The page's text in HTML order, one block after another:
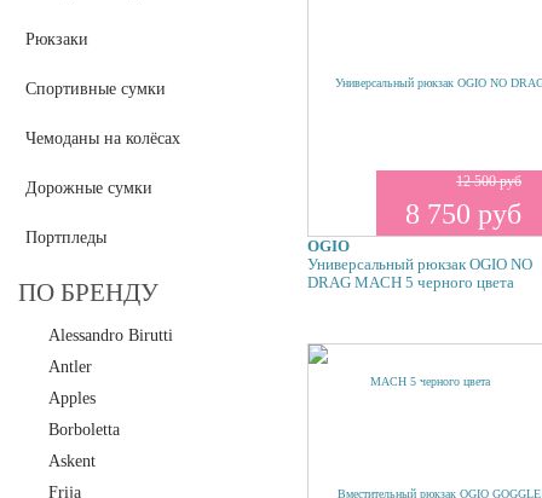
Рюкзаки
Спортивные сумки
Чемоданы на колёсах
Дорожные сумки
Портпледы
ПО БРЕНДУ
Alessandro Birutti
Antler
Apples
Borboletta
Askent
Frija
12 500 руб
8 750 руб
OGIO
Универсальный рюкзак OGIO NO
DRAG MACH 5 черного цвета